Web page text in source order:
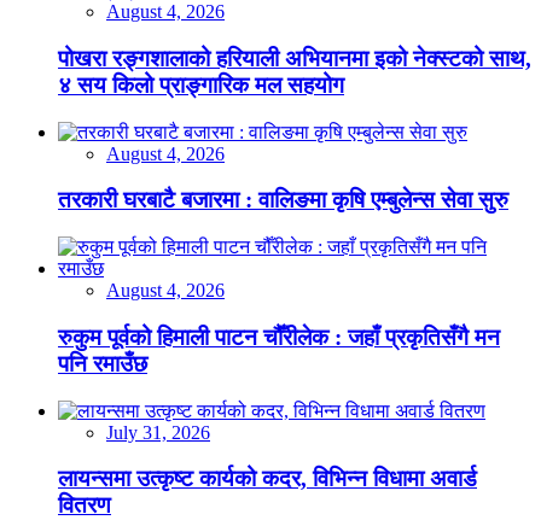
August 4, 2026
पोखरा रङ्गशालाको हरियाली अभियानमा इको नेक्स्टको साथ,
४ सय किलो प्राङ्गारिक मल सहयोग
August 4, 2026
तरकारी घरबाटै बजारमा : वालिङमा कृषि एम्बुलेन्स सेवा सुरु
August 4, 2026
रुकुम पूर्वको हिमाली पाटन चौँरीलेक : जहाँ प्रकृतिसँगै मन
पनि रमाउँछ
July 31, 2026
लायन्समा उत्कृष्ट कार्यको कदर, विभिन्न विधामा अवार्ड
वितरण